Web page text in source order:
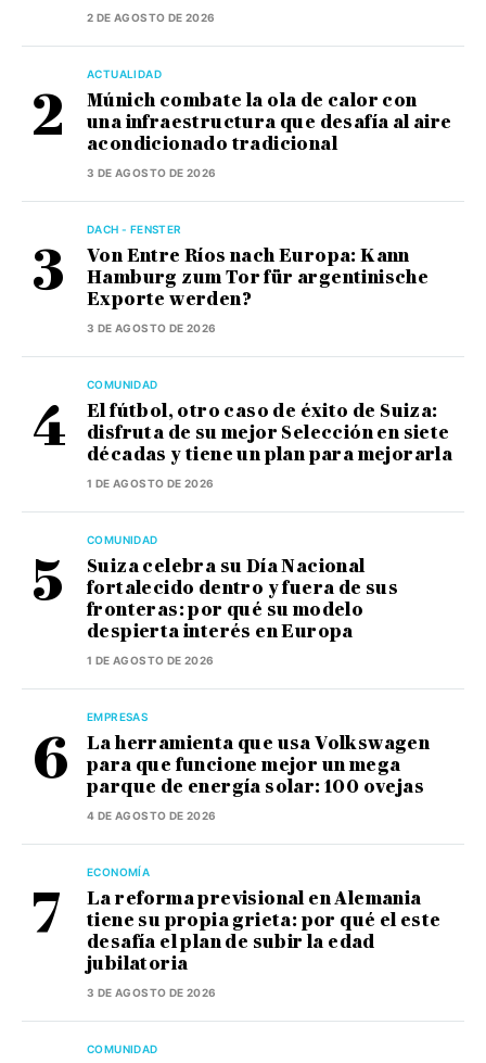
2 DE AGOSTO DE 2026
ACTUALIDAD
Múnich combate la ola de calor con
una infraestructura que desafía al aire
acondicionado tradicional
3 DE AGOSTO DE 2026
DACH - FENSTER
Von Entre Ríos nach Europa: Kann
Hamburg zum Tor für argentinische
Exporte werden?
3 DE AGOSTO DE 2026
COMUNIDAD
El fútbol, otro caso de éxito de Suiza:
disfruta de su mejor Selección en siete
décadas y tiene un plan para mejorarla
1 DE AGOSTO DE 2026
COMUNIDAD
Suiza celebra su Día Nacional
fortalecido dentro y fuera de sus
fronteras: por qué su modelo
despierta interés en Europa
1 DE AGOSTO DE 2026
EMPRESAS
La herramienta que usa Volkswagen
para que funcione mejor un mega
parque de energía solar: 100 ovejas
4 DE AGOSTO DE 2026
ECONOMÍA
La reforma previsional en Alemania
tiene su propia grieta: por qué el este
desafía el plan de subir la edad
jubilatoria
3 DE AGOSTO DE 2026
COMUNIDAD